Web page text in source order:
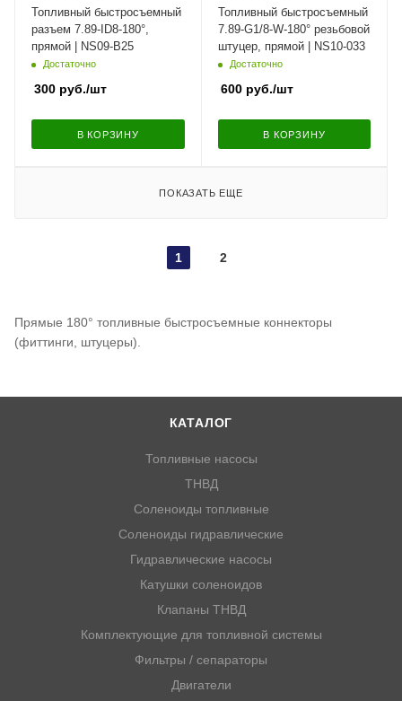
Топливный быстросъемный
разъем 7.89-ID8-180°,
прямой | NS09-B25
Достаточно
300 руб./шт
В КОРЗИНУ
Топливный быстросъемный
7.89-G1/8-W-180° резьбовой
штуцер, прямой | NS10-033
Достаточно
600руб./шт
В КОРЗИНУ
ПОКАЗАТЬ ЕЩЕ
1 2
Прямые 180° топливные быстросъемные коннекторы
(фиттинги, штуцеры).
КАТАЛОГ
Топливные насосы
ТНВД
Соленоиды топливные
Соленоиды гидравлические
Гидравлические насосы
Катушки соленоидов
Клапаны ТНВД
Комплектующие для топливной системы
Фильтры / сепараторы
Двигатели